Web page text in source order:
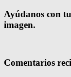
Ayúdanos con
imagen.
Comentarios